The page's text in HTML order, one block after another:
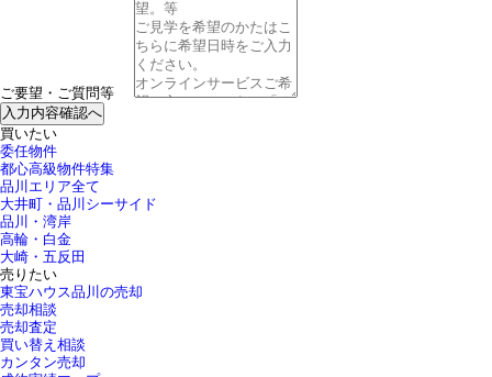
ご要望・ご質問等
買いたい
委任物件
都心高級物件特集
品川エリア全て
大井町・品川シーサイド
品川・湾岸
高輪・白金
大崎・五反田
売りたい
東宝ハウス品川の売却
売却相談
売却査定
買い替え相談
カンタン売却